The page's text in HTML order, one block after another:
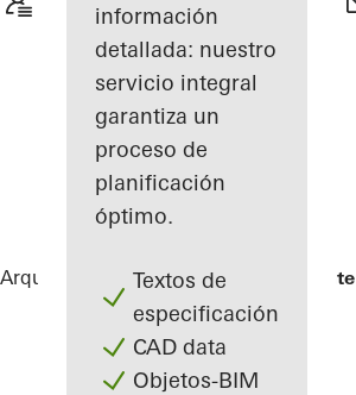
información
detallada: nuestro
servicio integral
garantiza un
proceso de
planificación
óptimo.
Textos de
especificación
CAD data
Objetos-BIM
Arquitectos ReferenciasTorre Almirante